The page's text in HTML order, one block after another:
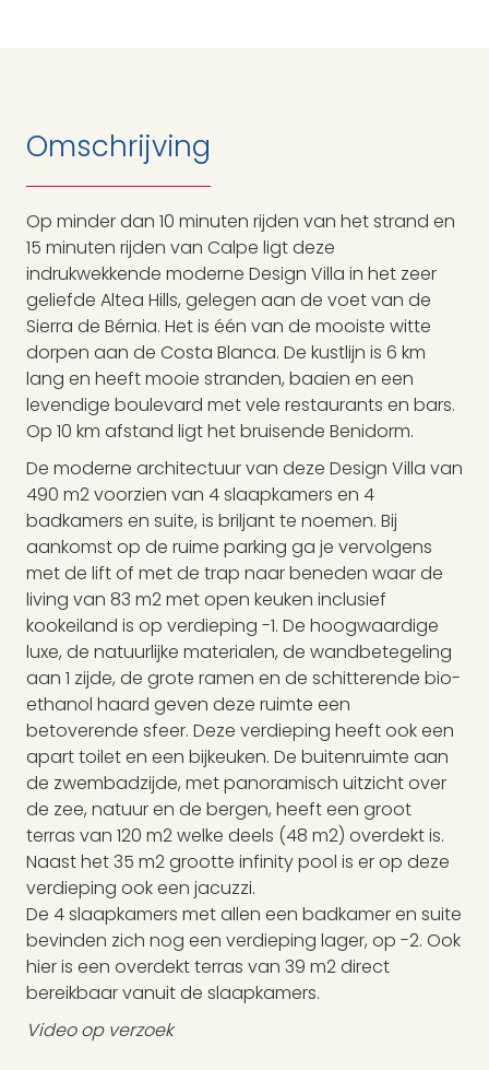
Omschrijving
Op minder dan 10 minuten rijden van het strand en
15 minuten rijden van Calpe ligt deze
indrukwekkende moderne Design Villa in het zeer
geliefde Altea Hills, gelegen aan de voet van de
Sierra de Bérnia. Het is één van de mooiste witte
dorpen aan de Costa Blanca. De kustlijn is 6 km
lang en heeft mooie stranden, baaien en een
levendige boulevard met vele restaurants en bars.
Op 10 km afstand ligt het bruisende Benidorm.
De moderne architectuur van deze Design Villa van
490 m2 voorzien van 4 slaapkamers en 4
badkamers en suite, is briljant te noemen. Bij
aankomst op de ruime parking ga je vervolgens
met de lift of met de trap naar beneden waar de
living van 83 m2 met open keuken inclusief
kookeiland is op verdieping -1. De hoogwaardige
luxe, de natuurlijke materialen, de wandbetegeling
aan 1 zijde, de grote ramen en de schitterende bio-
ethanol haard geven deze ruimte een
betoverende sfeer. Deze verdieping heeft ook een
apart toilet en een bijkeuken. De buitenruimte aan
de zwembadzijde, met panoramisch uitzicht over
de zee, natuur en de bergen, heeft een groot
terras van 120 m2 welke deels (48 m2) overdekt is.
Naast het 35 m2 grootte infinity pool is er op deze
verdieping ook een jacuzzi.
De 4 slaapkamers met allen een badkamer en suite
bevinden zich nog een verdieping lager, op -2. Ook
hier is een overdekt terras van 39 m2 direct
bereikbaar vanuit de slaapkamers.
Video op verzoek